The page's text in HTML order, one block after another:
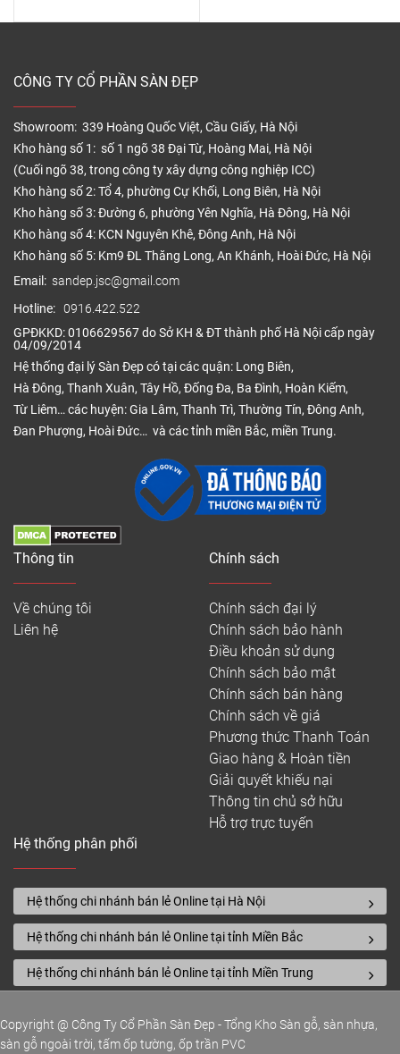
CÔNG TY CỔ PHẦN SÀN ĐẸP
Showroom: 339 Hoàng Quốc Việt, Cầu Giấy, Hà Nội
Kho hàng số 1: số 1 ngõ 38 Đại Từ, Hoàng Mai, Hà Nội
(Cuối ngõ 38, trong công ty xây dựng công nghiệp ICC)
Kho hàng số 2: Tổ 4, phường Cự Khối, Long Biên, Hà Nội
Kho hàng số 3: Đường 6, phường Yên Nghĩa, Hà Đông, Hà Nội
Kho hàng số 4: KCN Nguyên Khê, Đông Anh, Hà Nội
Kho hàng số 5: Km9 ĐL Thăng Long, An Khánh, Hoài Đức, Hà Nội
Email: sandep.jsc@gmail.com
Hotline: 0916.422.522
GPĐKKD: 0106629567 do Sở KH & ĐT thành phố Hà Nội cấp ngày
04/09/2014
Hệ thống đại lý Sàn Đẹp có tại các quận: Long Biên,
Hà Đông, Thanh Xuân, Tây Hồ, Đống Đa, Ba Đình, Hoàn Kiếm,
Từ Liêm… các huyện: Gia Lâm, Thanh Trì, Thường Tín, Đông Anh,
Đan Phượng, Hoài Đức… và các tỉnh miền Bắc, miền Trung.
Thông tin
Về chúng tôi
Liên hệ
Chính sách
Chính sách đại lý
Chính sách bảo hành
Điều khoản sử dụng
Chính sách bảo mật
Chính sách bán hàng
Chính sách về giá
Phương thức Thanh Toán
Giao hàng & Hoàn tiền
Giải quyết khiếu nại
Thông tin chủ sở hữu
Hỗ trợ trực tuyến
Hệ thống phân phối
Hệ thống chi nhánh bán lẻ Online tại Hà Nội
Hệ thống chi nhánh bán lẻ Online tại tỉnh Miền Bắc
Hệ thống chi nhánh bán lẻ Online tại tỉnh Miền Trung
Copyright @ Công Ty Cổ Phần Sàn Đẹp - Tổng Kho Sàn gỗ, sàn nhựa,
sàn gỗ ngoài trời, tấm ốp tường, ốp trần PVC